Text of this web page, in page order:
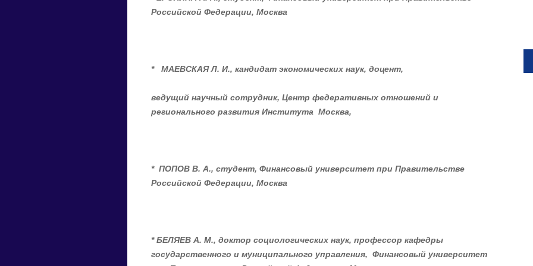
Российской Федерации, Москва
* МАЕВСКАЯ Л. И., кандидат экономических наук, доцент,
ведущий научный сотрудник, Центр федеративных отношений и
регионального развития Института Москва,
* ПОПОВ В. А., студент, Финансовый университет при Правительстве
Российской Федерации, Москва
*БЕЛЯЕВ А. М., доктор социологических наук, профессор кафедры
государственного и муниципального управления, Финансовый университет